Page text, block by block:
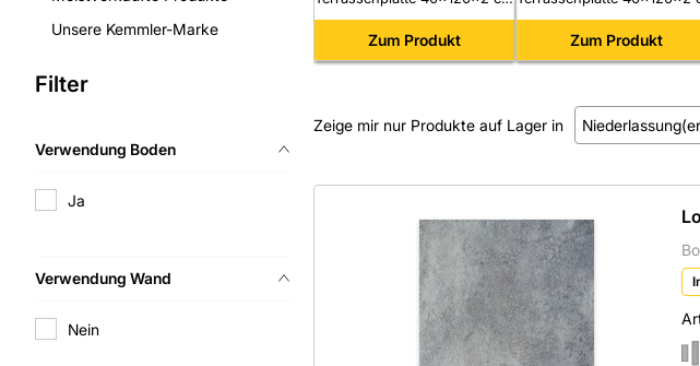
Unsere Kemmler-Marke
Filter
Verwendung Boden
Ja
Verwendung Wand
Nein
beige Feinsteinzeug glasiert
rektifiziert R11/B
Zum Produkt
braun Feinsteinzeug
rektifiziert R11/B
Zum Produkt
Zeige mir nur Produkte auf Lager in
Kein Treffer